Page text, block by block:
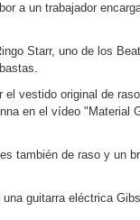
a un trabajador
Starr, uno de los
el vestido original de
en el vídeo "Material
también de raso y un
guitarra eléctrica